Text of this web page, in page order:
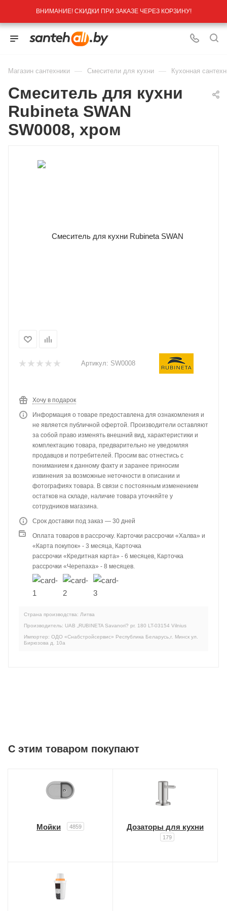
ВНИМАНИЕ! СКИДКИ ПРИ ЗАКАЗЕ ЧЕРЕЗ КОРЗИНУ!
Магазин сантехники — Смесители для кухни — Кухонная
Смеситель для кухни
Rubineta SWAN
SW0008, хром
Артикул: SW0008
Хочу в подарок
Информация о товаре предоставлена для ознакомления и
не является публичной офертой. Производители оставляют
за собой право изменять внешний вид, характеристики и
комплектацию товара, предварительно не уведомляя
продавцов и потребителей. Просим вас отнестись с
пониманием к данному факту и заранее приносим
извинения за возможные неточности в описании и
фотографиях товара. В связи с постоянным изменением
остатков на складе, наличие товара уточняйте у
сотрудников магазина.
Срок доставки под заказ — 30 дней
Оплата товаров в рассрочку. Карточки рассрочки «Халва» и
«Карта покупок» - 3 месяца, Карточка
рассрочки «Кредитная карта» - 6 месяцев, Карточка
рассрочки «Черепаха» - 8 месяцев.
Страна производства: Литва
Производитель: UAB „RUBINETA Savanori? pr. 180 LT-03154 Vilnius
Импортер: ОДО «Снабстройсервис» Республика Беларусь,г. Минск ул.
Бирюзова д. 10а
C этим товаром покупают
Мойки 4859 Дозаторы для кухни
179